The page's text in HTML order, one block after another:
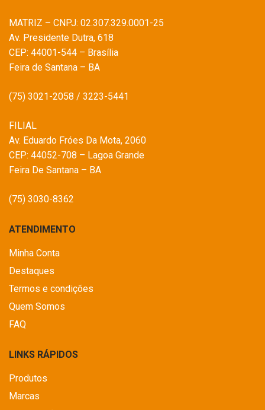
MATRIZ – CNPJ: 02.307.329.0001-25
Av. Presidente Dutra, 618
CEP: 44001-544 – Brasília
Feira de Santana – BA
(75) 3021-2058 / 3223-5441
FILIAL
Av. Eduardo Fróes Da Mota, 2060
CEP: 44052-708 – Lagoa Grande
Feira De Santana – BA
(75) 3030-8362
ATENDIMENTO
Minha Conta
Destaques
Termos e condições
Quem Somos
FAQ
LINKS RÁPIDOS
Produtos
Marcas